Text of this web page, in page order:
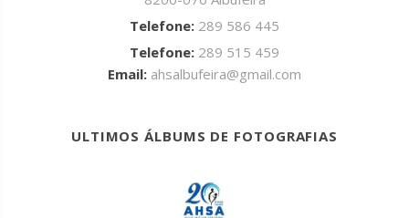
Telefone: 289 586 445
Telefone: 289 515 459
Email: ahsalbufeira@gmail.com
ULTIMOS ÁLBUMS DE FOTOGRAFIAS